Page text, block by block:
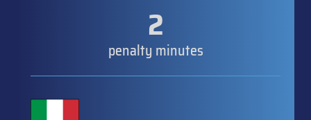
2
penalty minutes